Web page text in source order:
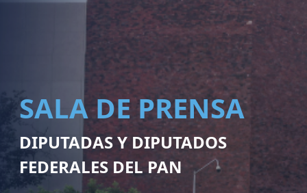
SALA DE PRENSA
DIPUTADAS Y DIPUTADOS
FEDERALES DEL PAN